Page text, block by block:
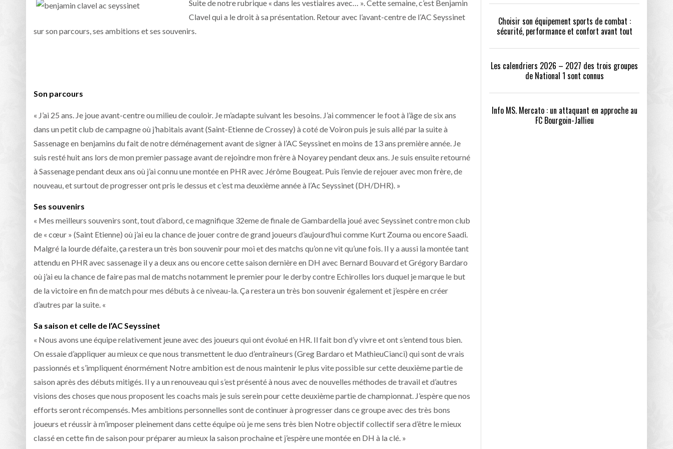
Suite de notre rubrique « dans les vestiaires avec… ». Cette semaine, c’est Benjamin
Clavel qui a le droit à sa présentation. Retour avec l’avant-centre de l’AC Seyssinet
sur son parcours, ses ambitions et ses souvenirs.
Son parcours
« J’ai 25 ans. Je joue avant-centre ou milieu de couloir. Je m’adapte suivant les besoins. J’ai commencer le foot à l’âge de six ans
dans un petit club de campagne où j’habitais avant (Saint-Etienne de Crossey) à coté de Voiron puis je suis allé par la suite à
Sassenage en benjamins du fait de notre déménagement avant de signer à l’AC Seyssinet en moins de 13 ans première année. Je
suis resté huit ans lors de mon premier passage avant de rejoindre mon frère à Noyarey pendant deux ans. Je suis ensuite retourné
à Sassenage pendant deux ans où j’ai connu une montée en PHR avec Jérôme Bougeat. Puis l’envie de rejouer avec mon frère, de
nouveau, et surtout de progresser ont pris le dessus et c’est ma deuxième année à l’Ac Seyssinet (DH/DHR). »
Ses souvenirs
« Mes meilleurs souvenirs sont, tout d’abord, ce magnifique 32eme de finale de Gambardella joué avec Seyssinet contre mon club
de « cœur » (Saint Etienne) où j’ai eu la chance de jouer contre de grand joueurs d’aujourd’hui comme Kurt Zouma ou encore Saadi.
Malgré la lourde défaite, ça restera un très bon souvenir pour moi et des matchs qu’on ne vit qu’une fois. Il y a aussi la montée tant
attendu en PHR avec sassenage il y a deux ans ou encore cette saison dernière en DH avec Bernard Bouvard et Grégory Bardaro
où j’ai eu la chance de faire pas mal de matchs notamment le premier pour le derby contre Echirolles lors duquel je marque le but
de la victoire en fin de match pour mes débuts à ce niveau-la. Ça restera un très bon souvenir également et j’espère en créer
d’autres par la suite. «
Sa saison et celle de l’AC Seyssinet
« Nous avons une équipe relativement jeune avec des joueurs qui ont évolué en HR. Il fait bon d’y vivre et ont s’entend tous bien.
On essaie d’appliquer au mieux ce que nous transmettent le duo d’entraîneurs (Greg Bardaro et MathieuCianci) qui sont de vrais
passionnés et s’impliquent énormément Notre ambition est de nous maintenir le plus vite possible sur cette deuxième partie de
saison après des débuts mitigés. Il y a un renouveau qui s’est présenté à nous avec de nouvelles méthodes de travail et d’autres
visions des choses que nous proposent les coachs mais je suis serein pour cette deuxième partie de championnat. J’espère que nos
efforts seront récompensés. Mes ambitions personnelles sont de continuer à progresser dans ce groupe avec des très bons
joueurs et réussir à m’imposer pleinement dans cette équipe où je me sens très bien Notre objectif collectif sera d’être le mieux
classé en cette fin de saison pour préparer au mieux la saison prochaine et j’espère une montée en DH à la clé. »
Choisir son équipement sports de combat :
sécurité, performance et confort avant tout
Les calendriers 2026 – 2027 des trois groupes
de National 1 sont connus
Info MS. Mercato : un attaquant en approche au
FC Bourgoin-Jallieu